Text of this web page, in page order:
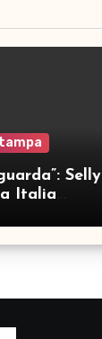
Selly
Italia